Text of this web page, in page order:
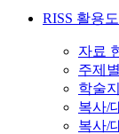
RISS 활용
자료
주제
학술
복사/
복사/